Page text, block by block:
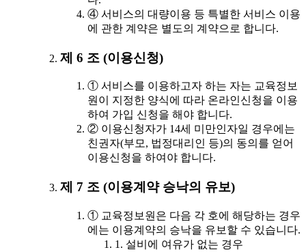
④ 서비스의 대량이용 등 특별한 서비스 이용
에 관한 계약은 별도의 계약으로 합니다.
제 6 조 (이용신청)
① 서비스를 이용하고자 하는 자는 교육정보
원이 지정한 양식에 따라 온라인신청을 이용
하여 가입 신청을 해야 합니다.
② 이용신청자가 14세 미만인자일 경우에는
친권자(부모, 법정대리인 등)의 동의를 얻어
이용신청을 하여야 합니다.
제 7 조 (이용계약 승낙의 유보)
① 교육정보원은 다음 각 호에 해당하는 경우
에는 이용계약의 승낙을 유보할 수 있습니다.
1. 설비에 여유가 없는 경우